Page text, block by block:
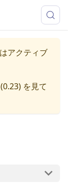
アクティブ
(0.23) を見て